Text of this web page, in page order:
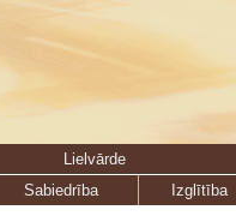
Lielvārde
Sabiedrība
Izglītība